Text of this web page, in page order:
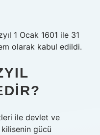
1 Ocak 1601 ile 31
olarak kabul edildi.
ile devlet ve
gücü